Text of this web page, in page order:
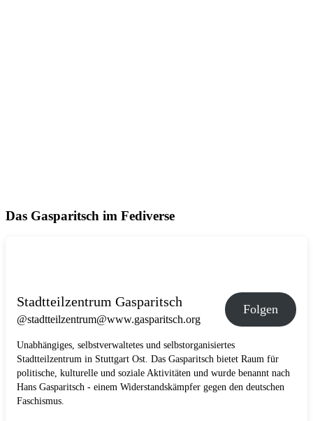
Das Gasparitsch im Fediverse
Stadtteilzentrum Gasparitsch
@stadtteilzentrum@www.gasparitsch.org
Folgen
Unabhängiges, selbstverwaltetes und selbstorganisiertes
Stadtteilzentrum in Stuttgart Ost. Das Gasparitsch bietet Raum für
politische, kulturelle und soziale Aktivitäten und wurde benannt nach
Hans Gasparitsch - einem Widerstandskämpfer gegen den deutschen
Faschismus.